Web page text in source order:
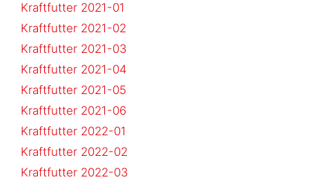
Kraftfutter 2021-01
Kraftfutter 2021-02
Kraftfutter 2021-03
Kraftfutter 2021-04
Kraftfutter 2021-05
Kraftfutter 2021-06
Kraftfutter 2022-01
Kraftfutter 2022-02
Kraftfutter 2022-03